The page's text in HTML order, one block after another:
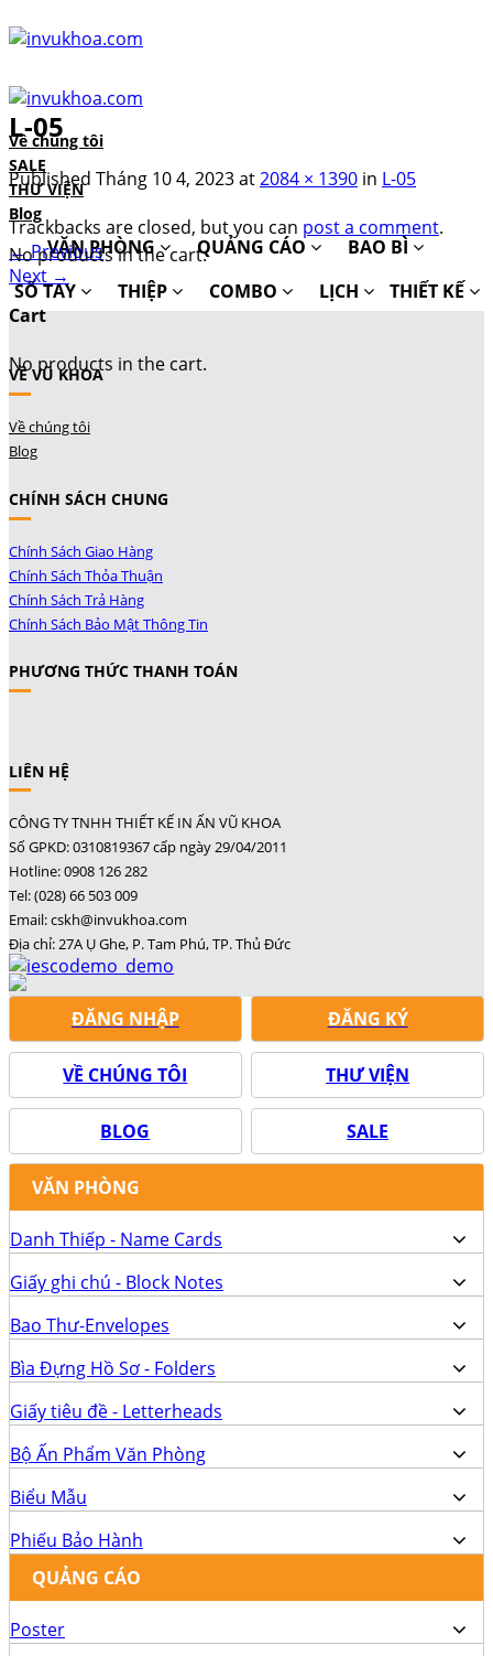
to
Về chúng tôi
SALE
THƯ VIỆN
Blog
No products in the cart.
VĂN PHÒNG QUẢNG CÁO
BAO BÌ
SỔ TAY
THIỆP COMBO LỊCH
THIẾT KẾ
Cart
No products in the cart.
L-05
Published Tháng 10 4, 2023at2084 × 1390 in L-05
Trackbacks are closed, but you can post a comment.
←Previous
Next →
VỀ VŨ KHOA
Về chúng tôi
Blog
CHÍNH SÁCH CHUNG
Chính Sách Giao Hàng
Chính Sách Thỏa Thuận
Chính Sách Trả Hàng
Chính Sách Bảo Mật Thông Tin
PHƯƠNG THỨC THANH TOÁN
LIÊN HỆ
CÔNG TY TNHH THIẾT KẾ IN ẤN VŨ KHOA
Số GPKD: 0310819367 cấp ngày 29/04/2011
Hotline: 0908 126 282
Tel: (028) 66 503 009
Email: cskh@invukhoa.com
Địa chỉ: 27A Ụ Ghe, P. Tam Phú, TP. Thủ Đức
ĐĂNG NHẬP ĐĂNG KÝ
VỀ CHÚNG TÔI THƯ VIỆN
BLOG SALE
VĂN PHÒNG
Danh Thiếp - Name Cards
Giấy ghi chú - Block Notes
Bao Thư-Envelopes
Bìa Đựng Hồ Sơ - Folders
Giấy tiêu đề - Letterheads
Bộ Ấn Phẩm Văn Phòng
Biểu Mẫu
Phiếu Bảo Hành
QUẢNG CÁO
Poster